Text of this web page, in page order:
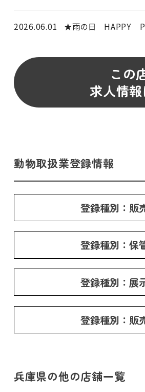
2026.06.01 ★雨の日 HAPPY
この
求人情
動物取扱業登録情報
登録種別：販
登録種別：保
登録種別：展
登録種別：販
兵庫県の他の店舗一覧